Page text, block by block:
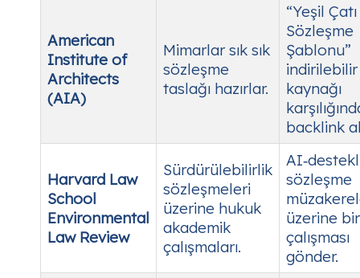
American
Institute of
Architects
(AIA)
Mimarlar sık sık
sözleşme
taslağı hazırlar.
“Yeşil Çatı
Sözleşme
Şablonu”
indirilebilir
kaynağı
backlink
Harvard Law
School
Environmental
Law Review
Sürdürülebilirlik
sözleşmeleri
üzerine hukuk
akademik
çalışmaları.
sözleşme
üzerine
çalışması
gönder.